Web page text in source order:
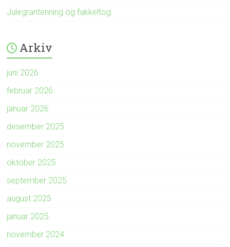
Julegrantenning og fakkeltog
Arkiv
juni 2026
februar 2026
januar 2026
desember 2025
november 2025
oktober 2025
september 2025
august 2025
januar 2025
november 2024